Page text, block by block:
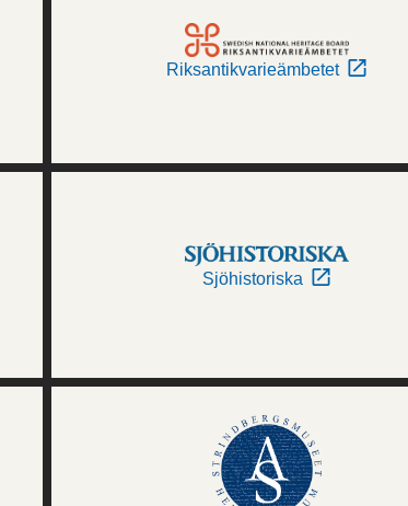
Riksantikvarieämbetet
Sjöhistoriska